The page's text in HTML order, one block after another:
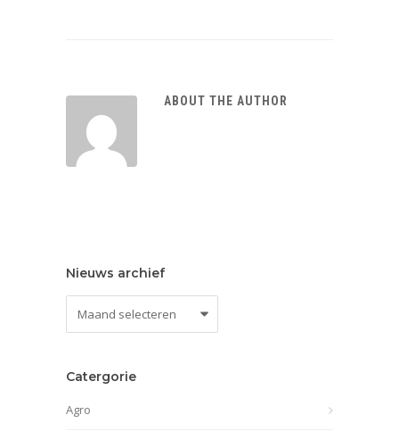
ABOUT THE AUTHOR
Nieuws archief
Catergorie
Agro